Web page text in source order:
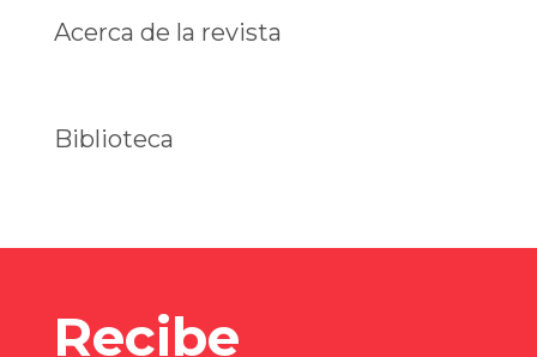
Acerca de la revista
Biblioteca
Recibe